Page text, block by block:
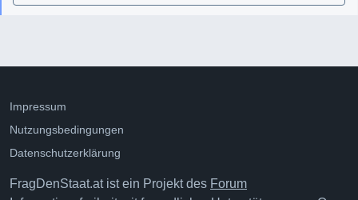
Impressum
Nutzungsbedingungen
Datenschutzerklärung
FragDenStaat.at ist ein Projekt des Forum